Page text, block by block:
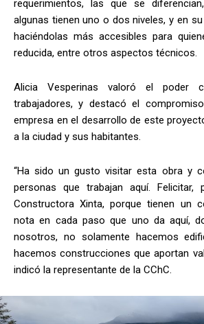
requerimientos, las que se
algunas tienen uno o dos niveles, y en
haciéndolas más accesibles para
reducida, entre otros aspectos técnicos.
Alicia Vesperinas valoró el poder
trabajadores, y destacó el
empresa en el desarrollo de este
a la ciudad y sus habitantes.
“Ha sido un gusto visitar esta obra y
personas que trabajan aquí.
Constructora Xinta, porque tienen un
nota en cada paso que uno da aquí,
nosotros, no solamente hacemos
hacemos construcciones que aportan
indicó la representante de la CChC.